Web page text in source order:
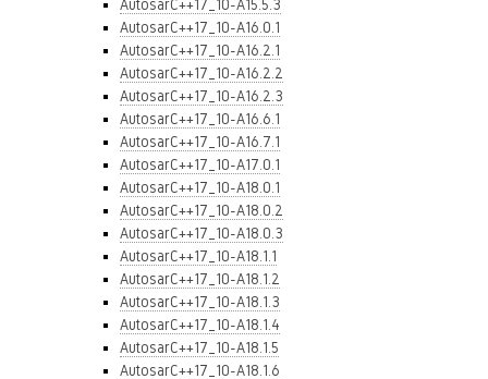
AutosarC++17_10-A15.5.3
AutosarC++17_10-A16.0.1
AutosarC++17_10-A16.2.1
AutosarC++17_10-A16.2.2
AutosarC++17_10-A16.2.3
AutosarC++17_10-A16.6.1
AutosarC++17_10-A16.7.1
AutosarC++17_10-A17.0.1
AutosarC++17_10-A18.0.1
AutosarC++17_10-A18.0.2
AutosarC++17_10-A18.0.3
AutosarC++17_10-A18.1.1
AutosarC++17_10-A18.1.2
AutosarC++17_10-A18.1.3
AutosarC++17_10-A18.1.4
AutosarC++17_10-A18.1.5
AutosarC++17_10-A18.1.6